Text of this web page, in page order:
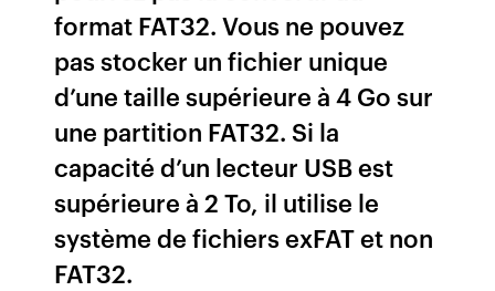
format FAT32. Vous ne pouvez
pas stocker un fichier unique
d’une taille supérieure à 4 Go sur
une partition FAT32. Si la
capacité d’un lecteur USB est
supérieure à 2 To, il utilise le
système de fichiers exFAT et non
FAT32.